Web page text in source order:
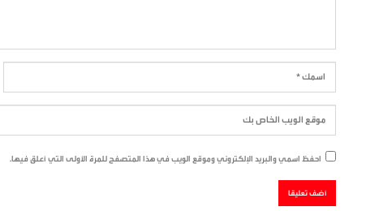
احفظ اسمي والبريد الإلكتروني وموقع الويب في هذا المتصفح للمرة الأولى التي أعلق فيها.